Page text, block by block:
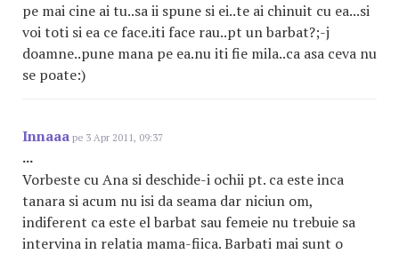
pe mai cine ai tu..sa ii spune si ei..te ai chinuit cu ea...si
voi toti si ea ce face.iti face rau..pt un barbat?;-j
doamne..pune mana pe ea.nu iti fie mila..ca asa ceva nu
se poate:)
Innaaa pe 3 Apr 2011, 09:37
...
Vorbeste cu Ana si deschide-i ochii pt. ca este inca
tanara si acum nu isi da seama dar niciun om,
indiferent ca este el barbat sau femeie nu trebuie sa
intervina in relatia mama-fiica. Barbati mai sunt o